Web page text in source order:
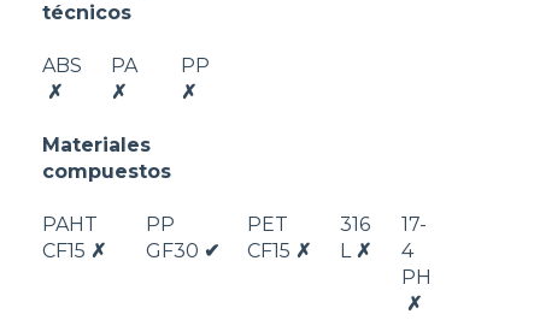
técnicos
ABS
✗
PA
✗
PP
✗
Materiales
compuestos
PAHT
CF15 ✗
PP
GF30 ✔
PET
CF15 ✗
316
L ✗
17-
4
PH
✗